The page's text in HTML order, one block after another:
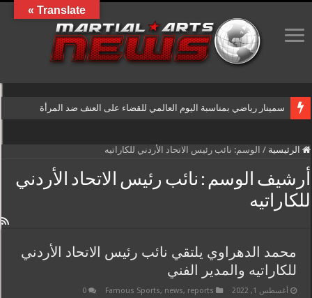
سمينار رياضي بمناسبة اليوم العالمي للقضاء على العنف ضد المرأة
الرئيسية / الوسم: نائب رئيس الاتحاد الأردني للكاراتيه
أرشيف الوسم : نائب رئيس الاتحاد الأردني
للكاراتيه
محمد الدهراوي يلتقي نائب رئيس الاتحاد الأردني
للكاراتيه والمدير الفني
أغسطس 1, 2022 Famous Sports, news, reports
0
Translate »